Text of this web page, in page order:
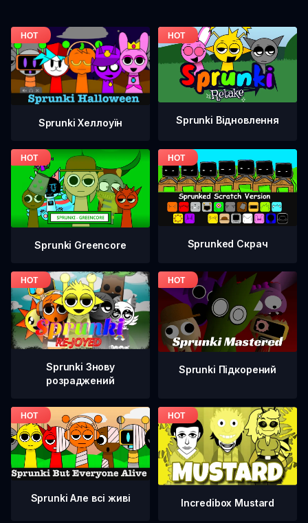
Sprunki Хеллоуїн Sprunki Відновлення
Sprunki Greencore Sprunked Скрач
Sprunki Знову
розраджений
Sprunki Підкорений
Sprunki Але всі живі Incredibox Mustard